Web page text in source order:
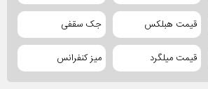
قیمت هبلکس جک سقفی
قیمت میلگرد میز کنفرانس